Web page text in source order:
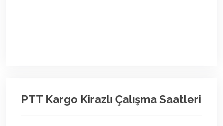
PTT Kargo Kirazlı Çalışma Saatleri